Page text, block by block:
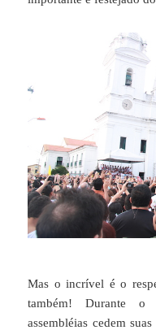
Mas o incrível é o
também! Durante o
assembléias cedem